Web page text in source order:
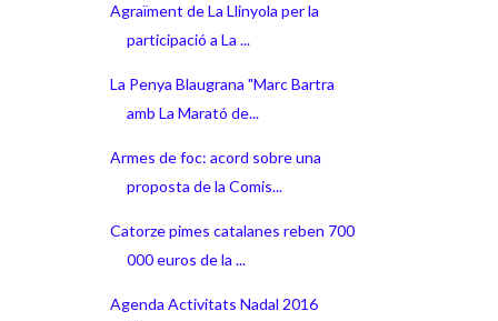
Agraïment de La Llinyola per la
participació a La ...
La Penya Blaugrana "Marc Bartra
amb La Marató de...
Armes de foc: acord sobre una
proposta de la Comis...
Catorze pimes catalanes reben 700
000 euros de la ...
Agenda Activitats Nadal 2016